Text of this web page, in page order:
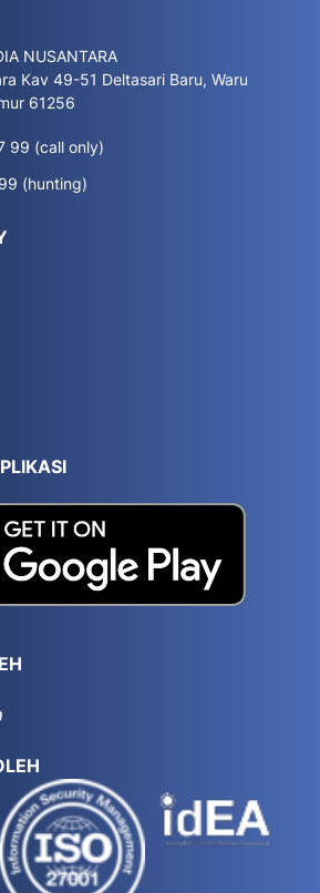
NUSANTARA
Kav 49-51 Deltasari Baru, Waru
61256
99 (call only)
(hunting)